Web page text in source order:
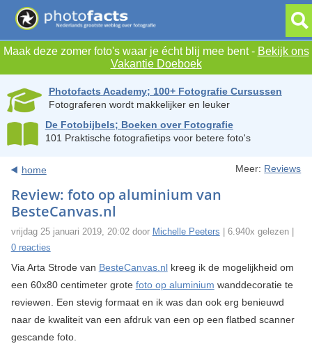
Maak deze zomer foto's waar je écht blij mee bent - Bekijk ons
Vakantie Doeboek
Photofacts Academy; 100+ Fotografie Cursussen
Fotograferen wordt makkelijker en leuker
De Fotobijbels; Boeken over Fotografie
101 Praktische fotografietips voor betere foto's
home Meer: Reviews
Review: foto op aluminium van
BesteCanvas.nl
vrijdag 25 januari 2019, 20:02 door Michelle Peeters | 6.940x gelezen |
0 reacties
Via Arta Strode van BesteCanvas.nlkreeg ik de mogelijkheid om
een 60x80 centimeter grote foto op aluminium wanddecoratie te
reviewen. Een stevig formaat en ik was dan ook erg benieuwd
naar de kwaliteit van een afdruk van een op een flatbed scanner
gescande foto.